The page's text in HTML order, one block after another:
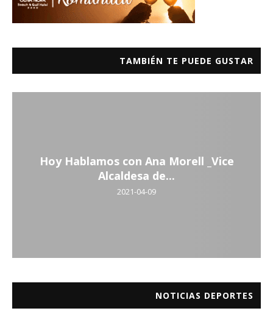
TAMBIÉN TE PUEDE GUSTAR
Hoy Hablamos con Ana Morell _Vice
Alcaldesa de...
2021-04-09
NOTICIAS DEPORTES